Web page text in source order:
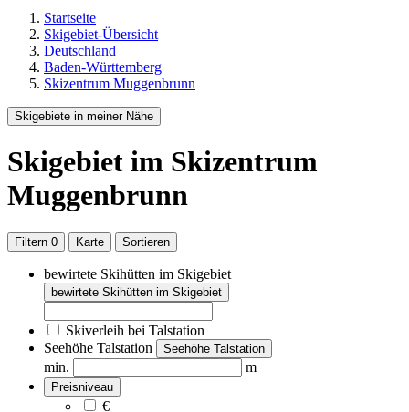
Startseite
Skigebiet-Übersicht
Deutschland
Baden-Württemberg
Skizentrum Muggenbrunn
Skigebiete in meiner Nähe
Skigebiet im Skizentrum
Muggenbrunn
Filtern 0 Karte Sortieren
bewirtete Skihütten im Skigebiet
bewirtete Skihütten im Skigebiet
Skiverleih bei Talstation
Seehöhe Talstation
Seehöhe Talstation
min. m
Preisniveau
€